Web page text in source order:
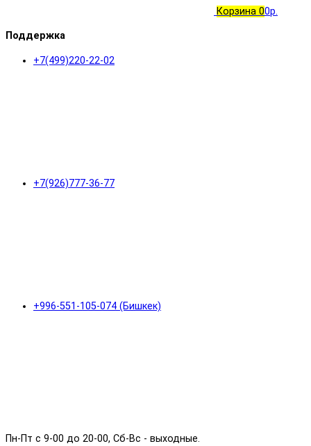
Корзина 00р.
Поддержка
+7(499)220-22-02
+7(926)777-36-77
+996-551-105-074 (Бишкек)
Пн-Пт с 9-00 до 20-00, Сб-Вс - выходные.